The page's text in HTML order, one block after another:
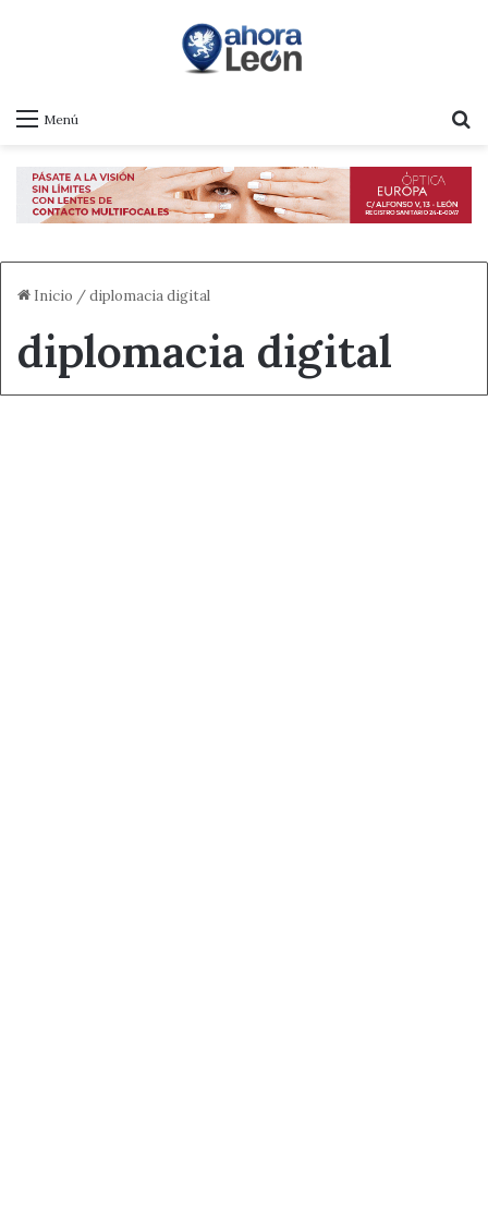
Menú
Inicio /diplomacia digital
diplomacia digital